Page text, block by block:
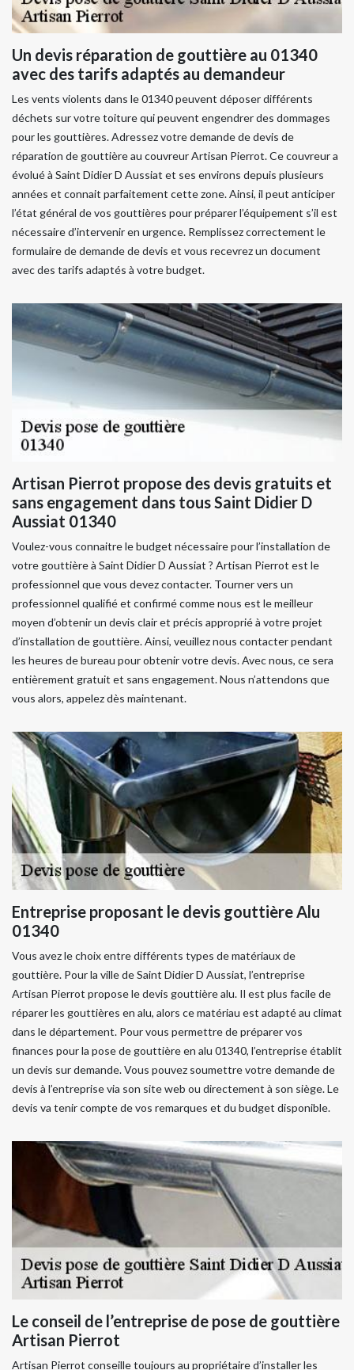
Un devis réparation de gouttière au 01340
avec des tarifs adaptés au demandeur
Les vents violents dans le 01340 peuvent déposer différents
déchets sur votre toiture qui peuvent engendrer des dommages
pour les gouttières. Adressez votre demande de devis de
réparation de gouttière au couvreur Artisan Pierrot. Ce couvreur a
évolué à Saint Didier D Aussiat et ses environs depuis plusieurs
années et connait parfaitement cette zone. Ainsi, il peut anticiper
l’état général de vos gouttières pour préparer l’équipement s’il est
nécessaire d’intervenir en urgence. Remplissez correctement le
formulaire de demande de devis et vous recevrez un document
avec des tarifs adaptés à votre budget.
Artisan Pierrot propose des devis gratuits et
sans engagement dans tous Saint Didier D
Aussiat 01340
Voulez-vous connaitre le budget nécessaire pour l’installation de
votre gouttière à Saint Didier D Aussiat ? Artisan Pierrot est le
professionnel que vous devez contacter. Tourner vers un
professionnel qualifié et confirmé comme nous est le meilleur
moyen d’obtenir un devis clair et précis approprié à votre projet
d’installation de gouttière. Ainsi, veuillez nous contacter pendant
les heures de bureau pour obtenir votre devis. Avec nous, ce sera
entièrement gratuit et sans engagement. Nous n’attendons que
vous alors, appelez dès maintenant.
Entreprise proposant le devis gouttière Alu
01340
Vous avez le choix entre différents types de matériaux de
gouttière. Pour la ville de Saint Didier D Aussiat, l’entreprise
Artisan Pierrot propose le devis gouttière alu. Il est plus facile de
réparer les gouttières en alu, alors ce matériau est adapté au climat
dans le département. Pour vous permettre de préparer vos
finances pour la pose de gouttière en alu 01340, l’entreprise établit
un devis sur demande. Vous pouvez soumettre votre demande de
devis à l’entreprise via son site web ou directement à son siège. Le
devis va tenir compte de vos remarques et du budget disponible.
Le conseil de l’entreprise de pose de gouttière
Artisan Pierrot
Artisan Pierrot conseille toujours au propriétaire d’installer les